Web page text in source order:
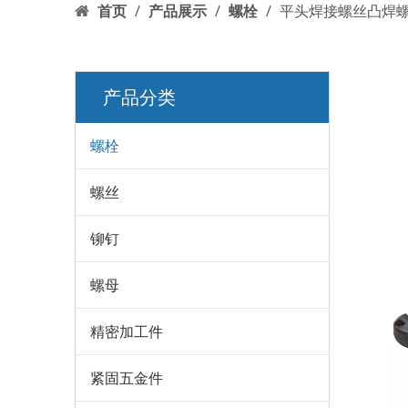
首页 / 产品展示 / 螺栓 / 平头焊接螺丝凸焊
产品分类
螺栓
螺丝
铆钉
螺母
精密加工件
紧固五金件